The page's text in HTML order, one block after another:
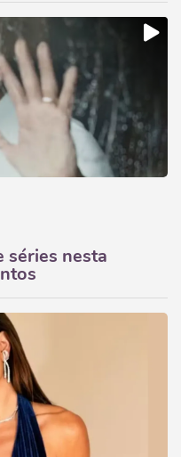
séries nesta